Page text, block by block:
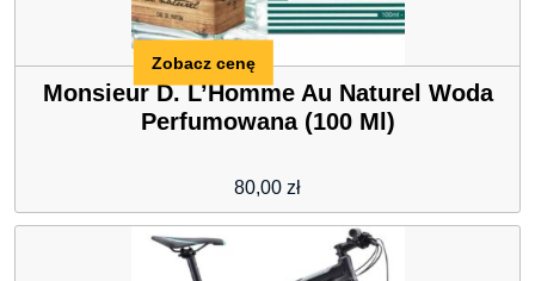
Monsieur D. L’Homme Au Naturel Woda
Perfumowana (100 Ml)
80,00 zł
Zobacz cenę